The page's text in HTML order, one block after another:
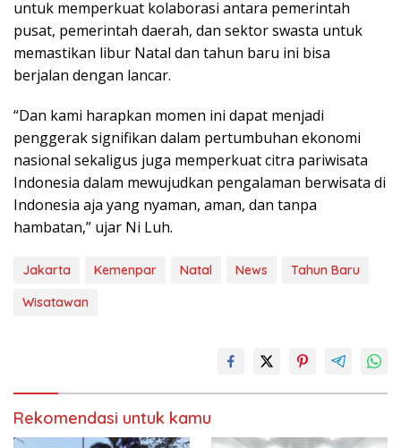
untuk memperkuat kolaborasi antara pemerintah
pusat, pemerintah daerah, dan sektor swasta untuk
memastikan libur Natal dan tahun baru ini bisa
berjalan dengan lancar.
“Dan kami harapkan momen ini dapat menjadi
penggerak signifikan dalam pertumbuhan ekonomi
nasional sekaligus juga memperkuat citra pariwisata
Indonesia dalam mewujudkan pengalaman berwisata di
Indonesia aja yang nyaman, aman, dan tanpa
hambatan,” ujar Ni Luh.
Jakarta Kemenpar Natal News
Tahun Baru
Wisatawan
Rekomendasi untuk kamu